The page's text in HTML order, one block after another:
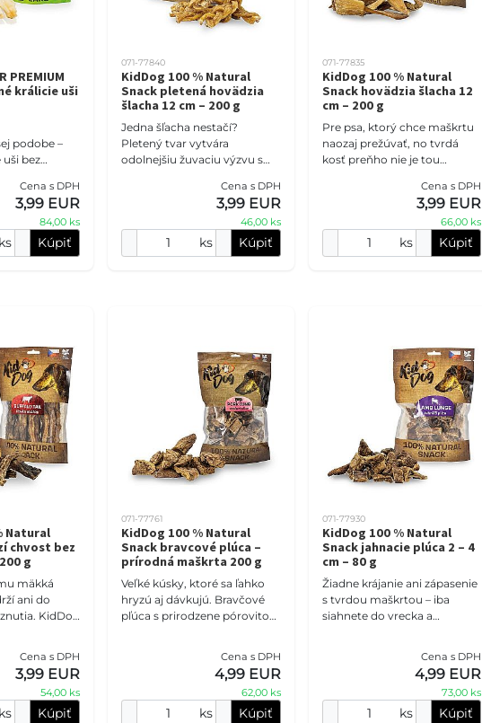
PREMIUM
králicie uši
podobe –
uši bez
10 cm dlhá
zamestná č
Cena s DPH
3,99 EUR
84,00 ks
ks Kúpiť
071-77840
KidDog 100 % Natural
Snack pletená hovädzia
šlacha 12 cm – 200 g
Jedna šľacha nestačí?
Pletený tvar vytvára
odolnejšiu žuvaciu výzvu s
sa pri hryzení dostáva do
väčšieho kontaktu so
Cena s DPH
3,99 EUR
46,00 ks
ks Kúpiť
071-77835
KidDog 100 % Natural
Snack hovädzia šlacha 12
cm – 200 g
Pre psa, ktorý chce maškrtu
naozaj prežúvať, no tvrdá
kosť preňho nie je tou
hovädzia šľacha má pevnú
vláknitú štruktúru, pri
Cena s DPH
3,99 EUR
66,00 ks
ks Kúpiť
Natural
chvost bez
g
mäkká
ani do
KidDog
sur
Cena s DPH
3,99 EUR
54,00 ks
ks Kúpiť
071-77761
KidDog 100 % Natural
Snack bravcové plúca –
prírodná maškrta 200 g
Veľké kúsky, ktoré sa ľahko
hryzú aj dávkujú. Bravčové
pľúca s prirodzene pórovitou
Cena s DPH
4,99 EUR
62,00 ks
ks Kúpiť
071-77930
KidDog 100 % Natural
Snack jahnacie plúca 2 – 4
cm – 80 g
Žiadne krájanie ani zápasenie
s tvrdou maškrtou – iba
siahnete do vrecka a
cm kúsky, mäkšiu póro
Cena s DPH
4,99 EUR
73,00 ks
ks Kúpiť